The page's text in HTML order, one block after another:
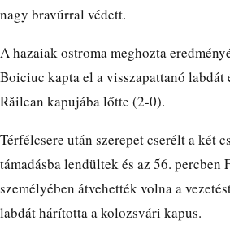
nagy bravúrral védett.
A hazaiak ostroma meghozta
Boiciuc kapta el a visszapattanó labdát
Răilean kapujába lőtte (2-0).
Térfélcsere után szerepet cserélt a két
támadásba lendültek és az 56. percben
személyében átvehették volna a
labdát hárította a kolozsvári kapus.